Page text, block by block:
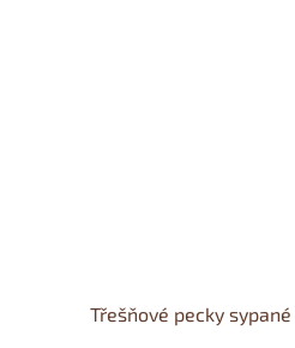
Třešňové pecky sypané